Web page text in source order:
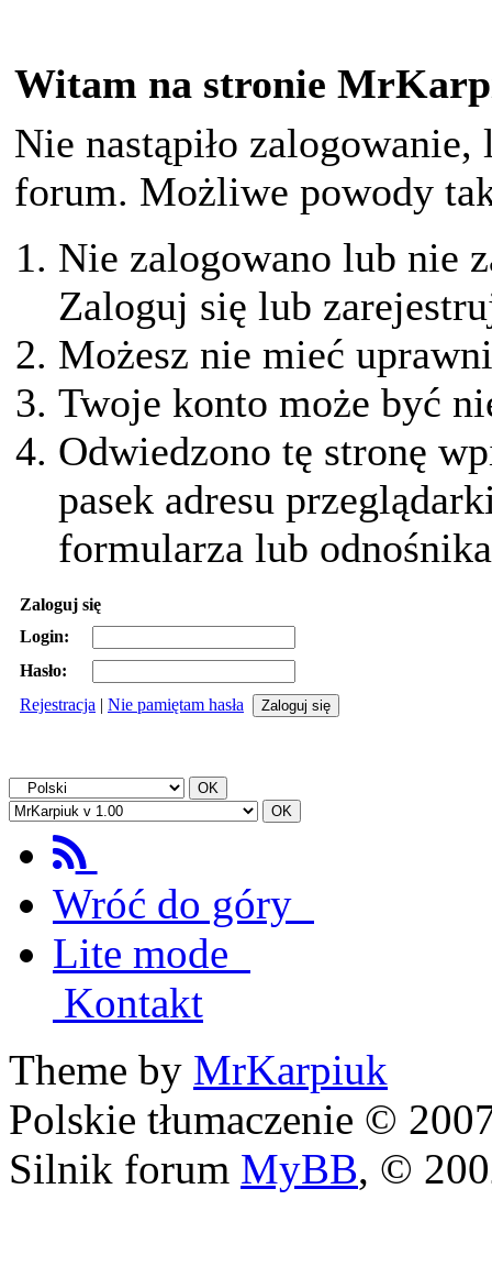
Witam na stronie
Nie nastąpiło
forum. Możliwe powody
Nie zalogowano lub nie
Zaloguj się lub
Możesz nie mieć
Twoje konto może być
Odwiedzono tę stronę
pasek adresu
formularza lub
Zaloguj się
Login:
Hasło:
Rejestracja | Nie pamiętam hasła
Wróć do góry
Lite mode
Kontakt
Theme by MrKarpiuk
Polskie tłumaczenie ©
Silnik forum MyBB, ©